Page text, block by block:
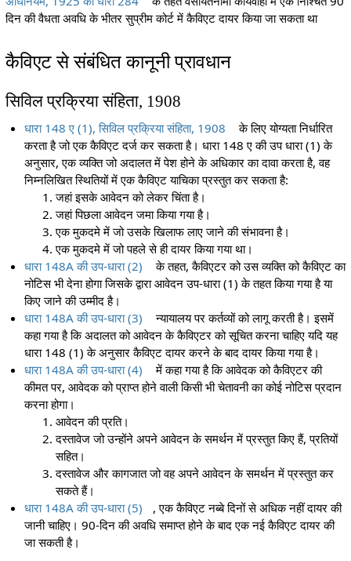
दिन की वैधता अवधि के भीतर सुप्रीम कोर्ट में कैविएट दायर किया जा सकता था
कैविएट से संबंधित कानूनी प्रावधान
सिविल प्रक्रिया संहिता, 1908
धारा 148 ए (1), सिविल प्रक्रिया संहिता, 1908
के लिए योग्यता निर्धारित
करता है जो एक कैविएट दर्ज कर सकता है। धारा 148 ए की उप धारा (1) के
अनुसार, एक व्यक्ति जो अदालत में पेश होने के अधिकार का दावा करता है, वह
निम्नलिखित स्थितियों में एक कैविएट याचिका प्रस्तुत कर सकता है:
जहां इसके आवेदन को लेकर चिंता है।
जहां पिछला आवेदन जमा किया गया है।
एक मुकदमे में जो उसके खिलाफ लाए जाने की संभावना है।
एक मुकदमे में जो पहले से ही दायर किया गया था।
धारा 148A की उप-धारा (2)
के तहत, कैविएटर को उस व्यक्ति को कैविएट का
नोटिस भी देना होगा जिसके द्वारा आवेदन उप-धारा (1) के तहत किया गया है या
किए जाने की उम्मीद है।
धारा 148A की उप-धारा (3)
न्यायालय पर कर्तव्यों को लागू करती है। इसमें
कहा गया है कि अदालत को आवेदन के कैविएटर को सूचित करना चाहिए यदि यह
धारा 148 (1) के अनुसार कैविएट दायर करने के बाद दायर किया गया है।
धारा 148A की उप-धारा (4)
में कहा गया है कि आवेदक को कैविएटर की
कीमत पर, आवेदक को प्राप्त होने वाली किसी भी चेतावनी का कोई नोटिस प्रदान
करना होगा।
आवेदन की प्रति।
दस्तावेज जो उन्होंने अपने आवेदन के समर्थन में प्रस्तुत किए हैं, प्रतियों
सहित।
दस्तावेज और कागजात जो वह अपने आवेदन के समर्थन में प्रस्तुत कर
सकते हैं।
धारा 148A की उप-धारा (5)
, एक कैविएट नब्बे दिनों से अधिक नहीं दायर की
जानी चाहिए। 90-दिन की अवधि समाप्त होने के बाद एक नई कैविएट दायर की
जा सकती है।